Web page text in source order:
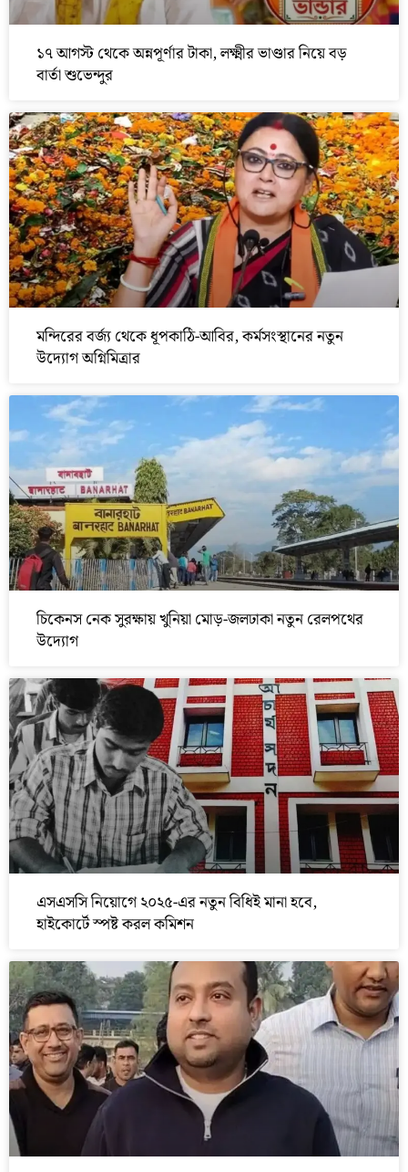
১৭ আগস্ট থেকে অন্নপূর্ণার টাকা, লক্ষ্মীর ভাণ্ডার নিয়ে বড়
বার্তা শুভেন্দুর
মন্দিরের বর্জ্য থেকে ধূপকাঠি-আবির, কর্মসংস্থানের নতুন
উদ্যোগ অগ্নিমিত্রার
চিকেনস নেক সুরক্ষায় খুনিয়া মোড়-জলঢাকা নতুন রেলপথের
উদ্যোগ
এসএসসি নিয়োগে ২০২৫-এর নতুন বিধিই মানা হবে,
হাইকোর্টে স্পষ্ট করল কমিশন